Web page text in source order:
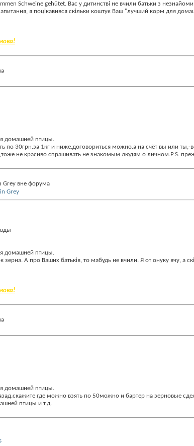
Schweine gehütet. Вас у дитинстві не вчили батьки з
я поцікавився скільки коштує Ваш "лучший корм для
домашней птицы.
по 30грн.за 1кг и ниже.договориться можно.а на счёт вы или
не красиво спрашивать не знакомым людям о личном.Р.S.
домашней птицы.
А про Ваших батьків, то мабудь не вчили. Я от онуку вчу, а
домашней птицы.
где можно взять по 50можно и бартер на зерновые
птицы и т.д.